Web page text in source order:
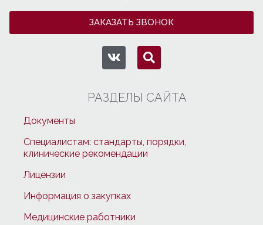
ЗАКАЗАТЬ ЗВОНОК
РАЗДЕЛЫ САЙТА
Документы
Специалистам: стандарты, порядки,
клинические рекомендации
Лицензии
Информация о закупках
Медицинские работники